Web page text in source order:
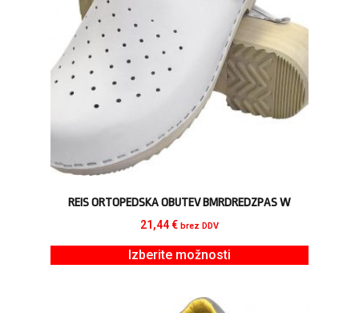
REIS ORTOPEDSKA OBUTEV BMRDREDZPAS W
21,44€ brez DDV
Izberite možnosti